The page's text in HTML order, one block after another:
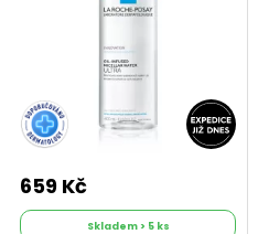
659 Kč
Skladem > 5 ks